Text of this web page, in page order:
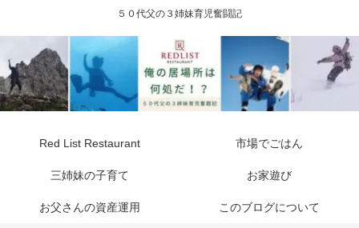
５０代父の３姉妹育児奮闘記
Red List Restaurant 市場でごはん
三姉妹の子育て お家遊び
お父さんの資産運用 このブログについて